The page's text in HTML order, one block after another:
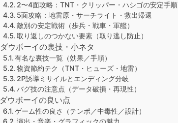
2〜4面攻略：TNT・クリッパー・ハシゴの安定手順
5面攻略：地雷原・サーチライト・救出帰還
敵別の安定戦術（歩兵・戦車・軍艦）
取り返しのつかない要素（取り逃し防止）
ダウボーイの裏技・小ネタ
有名な裏技一覧（効果／手順）
物資節約テク（TNT・ヒューズ・地雷）
2P誘導ミサイルとエンディング分岐
バグ技の注意点（データ破損・再現性）
ダウボーイの良い点
ゲーム性の良さ（テンポ／中毒性／設計）